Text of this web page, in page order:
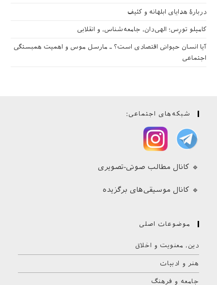
دربارهٔ هدایای ابلهانه و کثیف
کامیلو تورِس؛ الهی‌دان، جامعه‌شناس، و انقلابی
آیا انسان حیوانی اقتصادی است؟ ـ مارسل موس و اهمیت همبستگی
اجتماعی
شبکه‌های اجتماعی:
🔹 کانال مطالب صوتی-تصویری
🔹 کانال موسیقی‌های برگزیده
موضوعات اصلی
دین، معنویت و اخلاق
هنر و ادبیات
جامعه و فرهنگ